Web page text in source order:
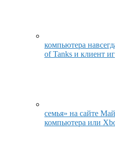
компьютера
of Tanks и клиент
семья» на сайте
компьютера или